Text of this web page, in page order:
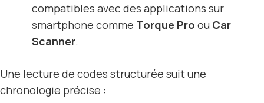
compatibles avec des applications sur
smartphone comme Torque Pro ou Car
Scanner.
Une lecture de codes structurée suit une
chronologie précise :